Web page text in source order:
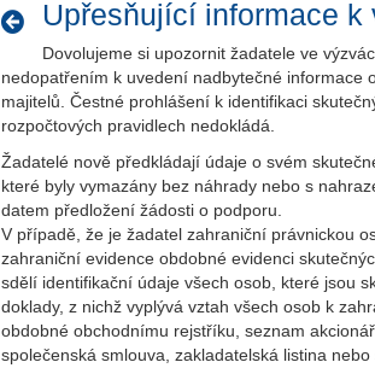
Upřesňující informace
Dovolujeme si upozornit žadatele ve
nedopatřením k uvedení nadbytečné informace
majitelů. Čestné prohlášení k identifikaci
rozpočtových pravidlech nedokládá.
Žadatelé nově předkládají údaje o svém
které byly vymazány bez náhrady nebo s
datem předložení žádosti o podporu.
V případě, že je žadatel zahraniční právnickou
zahraniční evidence obdobné evidenci
sdělí identifikační údaje všech osob, které jsou
doklady, z nichž vyplývá vztah všech osob k
obdobné obchodnímu rejstříku, seznam
společenská smlouva, zakladatelská listina nebo